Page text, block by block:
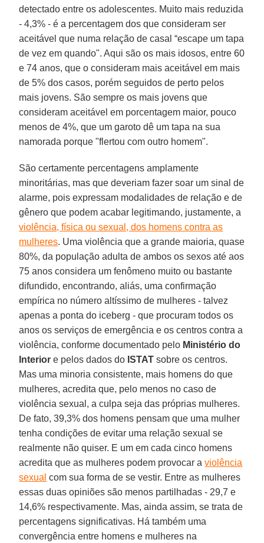
detectado entre os adolescentes. Muito mais reduzida
- 4,3% - é a percentagem dos que consideram ser
aceitável que numa relação de casal “escape um tapa
de vez em quando". Aqui são os mais idosos, entre 60
e 74 anos, que o consideram mais aceitável em mais
de 5% dos casos, porém seguidos de perto pelos
mais jovens. São sempre os mais jovens que
consideram aceitável em porcentagem maior, pouco
menos de 4%, que um garoto dê um tapa na sua
namorada porque "flertou com outro homem".
São certamente percentagens amplamente
minoritárias, mas que deveriam fazer soar um sinal de
alarme, pois expressam modalidades de relação e de
gênero que podem acabar legitimando, justamente, a
violência, física ou sexual, dos homens contra as
mulheres. Uma violência que a grande maioria, quase
80%, da população adulta de ambos os sexos até aos
75 anos considera um fenômeno muito ou bastante
difundido, encontrando, aliás, uma confirmação
empírica no número altíssimo de mulheres - talvez
apenas a ponta do iceberg - que procuram todos os
anos os serviços de emergência e os centros contra a
violência, conforme documentado pelo Ministério do
Interior e pelos dados do ISTAT sobre os centros.
Mas uma minoria consistente, mais homens do que
mulheres, acredita que, pelo menos no caso de
violência sexual, a culpa seja das próprias mulheres.
De fato, 39,3% dos homens pensam que uma mulher
tenha condições de evitar uma relação sexual se
realmente não quiser. E um em cada cinco homens
acredita que as mulheres podem provocar aviolência
sexual com sua forma de se vestir. Entre as mulheres
essas duas opiniões são menos partilhadas - 29,7 e
14,6% respectivamente. Mas, ainda assim, se trata de
percentagens significativas. Há também uma
convergência entre homens e mulheres na